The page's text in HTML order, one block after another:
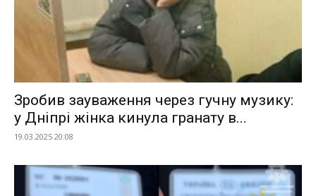
Зробив зауваження через гучну музику:
у Дніпрі жінка кинула гранату в...
19.03.2025 20:08